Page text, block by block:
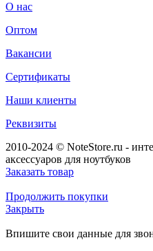
О нас
Оптом
Вакансии
Сертификаты
Наши клиенты
Реквизиты
2010-2024 © NoteStore.ru -
аксессуаров для ноутбуков
Заказать товар
Продолжить покупки
Закрыть
Впишите свои данные для